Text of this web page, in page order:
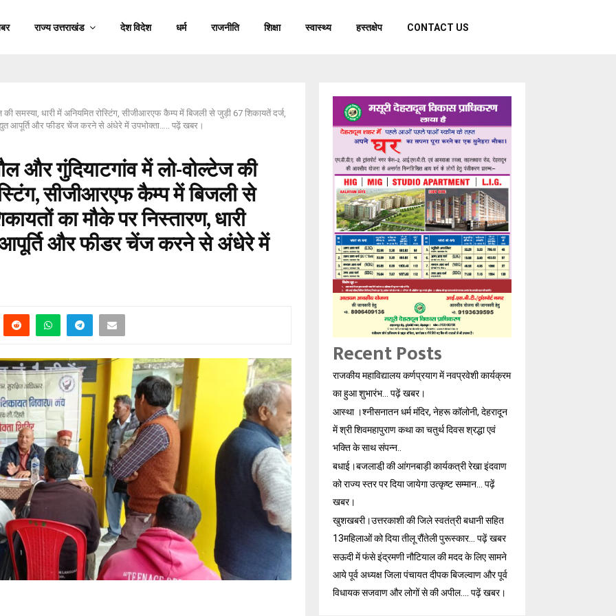
राज्य उत्तराखंड देश विदेश धर्म राजनीति शिक्षा स्वास्थ्य हस्तक्षेप CONTACT US
समस्या, धारी में अनियमित रोस्टिंग, सीजीआरएफ कैम्प में बिजली से जुड़ी 67 शिकायतें दर्ज,
आपूर्ति और फीडर चेंज करने से अंधेरे में उपभोक्ता….. पढ़ें खबर।
और गुंदियाटगांव में लो-वोल्टेज की
सीजीआरएफ कैम्प में बिजली से
का मौके पर निस्तारण, धारी
और फीडर चेंज करने से अंधेरे में
Recent Posts
राजकीय महाविद्यालय कर्णप्रयाग में नवप्रवेशी कार्यक्रम
का हुआ शुभारंभ… पढ़ें खबर।
आस्था ‌।श्नीसनातन धर्म मंदिर, नेहरू कॉलोनी, देहरादून
में श्री शिवमहापुराण कथा का चतुर्थ दिवस श्रद्धा एवं
भक्ति के साथ संपन्न..
बधाई।बजलाडी़ की आंगनबाड़ी कार्यकत्री रेखा इंदवाण
को राज्य स्तर पर दिया जायेगा उत्कृष्ट सम्मान… पढ़ें
खबर।
खुशखबरी।उत्तरकाशी की जिले स्वतंत्री बधानी सहित
13महिलाओं को दिया तीलू रौंतेली पुरूस्कार… पढ़ें खबर
सऊदी में फंसे इंद्रमणी नौटियाल की मदद के लिए सामने
आये पूर्व अध्यक्ष जिला पंचायत दीपक बिजल्वाण और पूर्व
विधायक सजवाण और लोगों से की अपील…. पढ़ें खबर।